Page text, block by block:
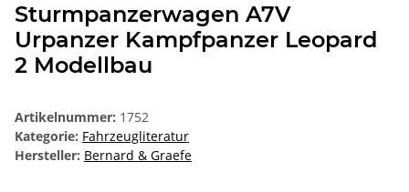
Sturmpanzerwagen A7V
Urpanzer Kampfpanzer Leopard
2 Modellbau
Artikelnummer: 1752
Kategorie: Fahrzeugliteratur
Hersteller: Bernard & Graefe